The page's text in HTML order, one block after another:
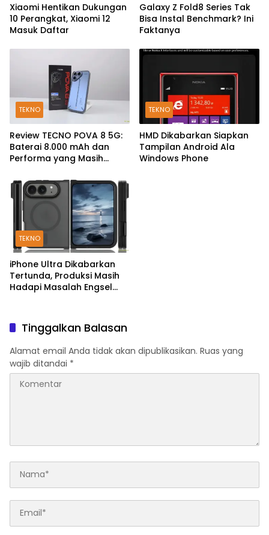
Xiaomi Hentikan Dukungan
10 Perangkat, Xiaomi 12
Masuk Daftar
Galaxy Z Fold8 Series Tak
Bisa Instal Benchmark? Ini
Faktanya
TEKNO
Review TECNO POVA 8 5G:
Baterai 8.000 mAh dan
Performa yang Masih
TEKNO
HMD Dikabarkan Siapkan
Tampilan Android Ala
Windows Phone
TEKNO
iPhone Ultra Dikabarkan
Tertunda, Produksi Masih
Hadapi Masalah Engsel
Tinggalkan Balasan
Alamat email Anda tidak akan dipublikasikan. Ruas yang
wajib ditandai *